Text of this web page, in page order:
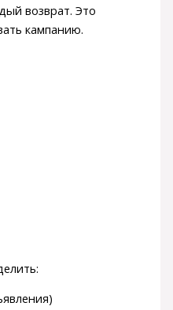
возврат. Это
кампанию.